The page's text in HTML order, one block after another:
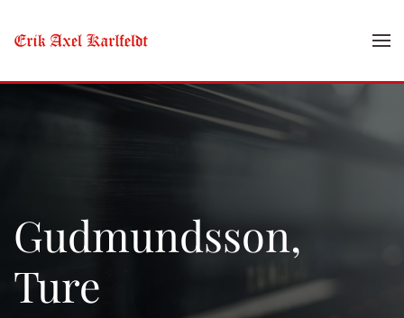
Skip to main content
Gudmundsson,
Ture